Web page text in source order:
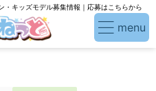
・キッズモデル募集情報｜応募はこちらから